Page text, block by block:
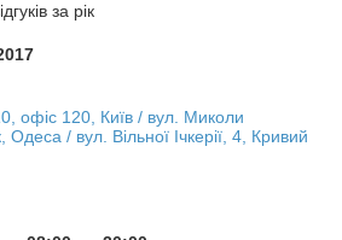
за рік
офіс 120, Київ / вул. Миколи
Одеса / вул. Вільної Ічкерії, 4, Кривий